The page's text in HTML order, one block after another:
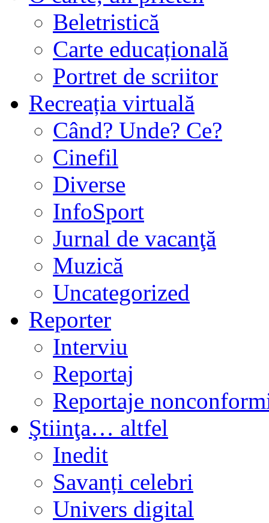
Beletristică
Carte educațională
Portret de scriitor
Recreația virtuală
Când? Unde? Ce?
Cinefil
Diverse
InfoSport
Jurnal de vacanţă
Muzică
Uncategorized
Reporter
Interviu
Reportaj
Reportaje
Ştiinţa… altfel
Inedit
Savanți celebri
Univers digital